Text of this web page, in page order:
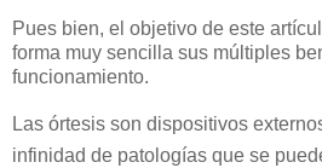
Pues bien, el objetivo de este
forma muy sencilla sus múltiples
funcionamiento.
Las órtesis son dispositivos
infinidad de patologías que se